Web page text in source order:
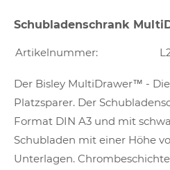
Schubladenschrank
Artikelnummer:
Der Bisley MultiDrawer™ -
Platzsparer. Der
Format DIN A3 und mit
Schubladen mit einer Höhe
Unterlagen.